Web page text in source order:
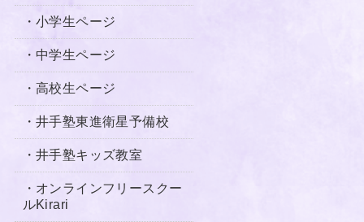
・小学生ページ
・中学生ページ
・高校生ページ
・井手塾東進衛星予備校
・井手塾キッズ教室
・オンラインフリースクー
ルKirari